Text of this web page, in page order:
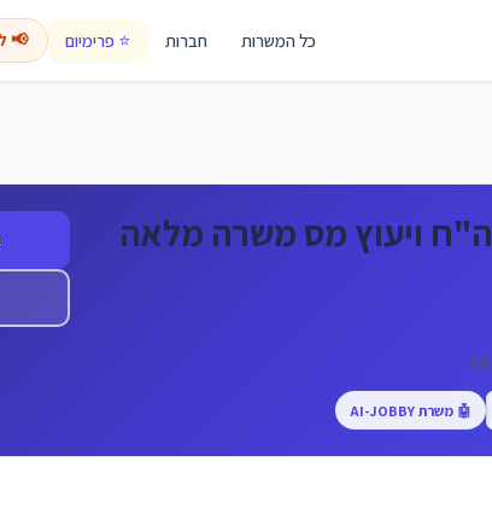
כל המשרות חברות ⭐ פרימיום 📢
ויעוץ מס משרה מלאה
🤖 משרת AI-JOBBY